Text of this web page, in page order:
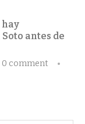
hay
antes de
0 comment